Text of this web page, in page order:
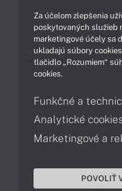
Podpora a servis
043 4224 771
Za účelom zlepšenia
poskytovaných služieb
marketingové účely sa
ukladajú súbory
tlačidlo „Rozumiem“
cookies.
Funkčné a
Analytické
Marketingové a
POVOLIŤ